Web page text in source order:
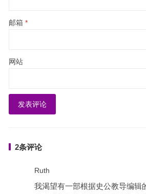
邮箱 *
网站
2条评论
Ruth
我渴望有一部根据史公教导编辑